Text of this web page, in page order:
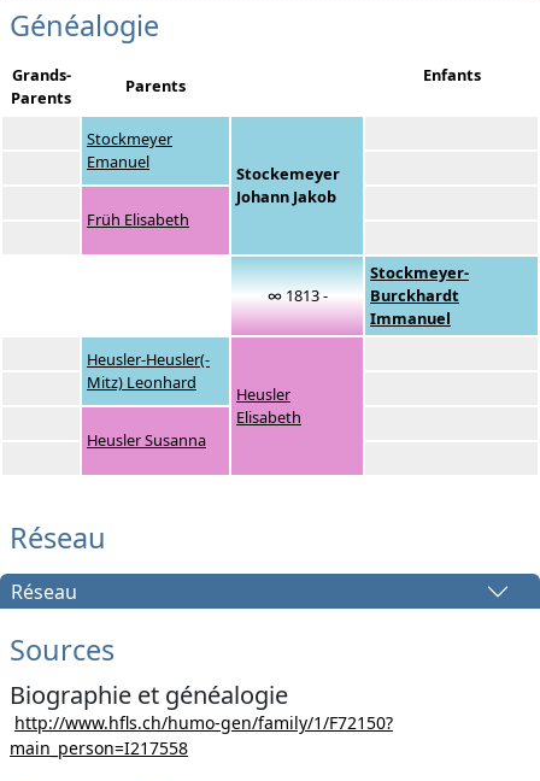
Généalogie
Grands-
Parents
Parents Enfants
Stockmeyer
Emanuel
Stockemeyer
Johann Jakob
Früh Elisabeth
∞ 1813 -
Stockmeyer-
Burckhardt
Immanuel
Heusler-Heusler(-
Mitz) Leonhard
Heusler
Elisabeth
Heusler Susanna
Réseau
Réseau
Sources
Biographie et généalogie
http://www.hfls.ch/humo-gen/family/1/F72150?
main_person=I217558